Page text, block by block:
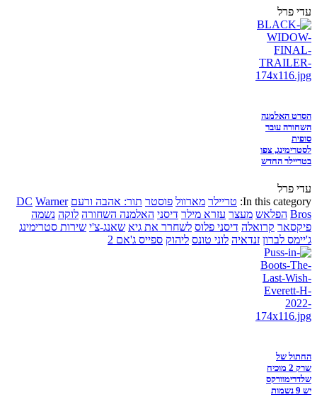
עדי פרל
הסרט האלמנה
השחורה עובר
סופית
לסטרימינג, צפו
בטריילר החדש
עדי פרל
In this category: טריילר מארוול פוסטר תור: אהבה ורעם DC Warner
Bros הפלאש מעצר עזרא מילר דיסני האלמנה השחורה לוקה נשמה
פיקסאר קרואלה דיסני פלוס לשחרר את גיא שאנג-צ'י שירות סטרימינג
ג'יימס לברון זנדאיה לוני טונס ליהוק ספייס ג'אם 2
החתול של
שרק 2 מוכיח
שלדרימוורקס
יש 9 נשמות